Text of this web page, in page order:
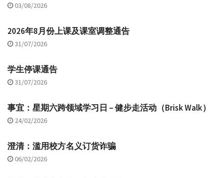
03/08/2026
2026年8月份上课及课室调整通告
31/07/2026
学生停课通告
31/07/2026
事宜：星期六跨领域学习日 – 健步走活动（Brisk Walk）
24/02/2026
澄清：滥用校方名义订货诈骗
06/02/2026